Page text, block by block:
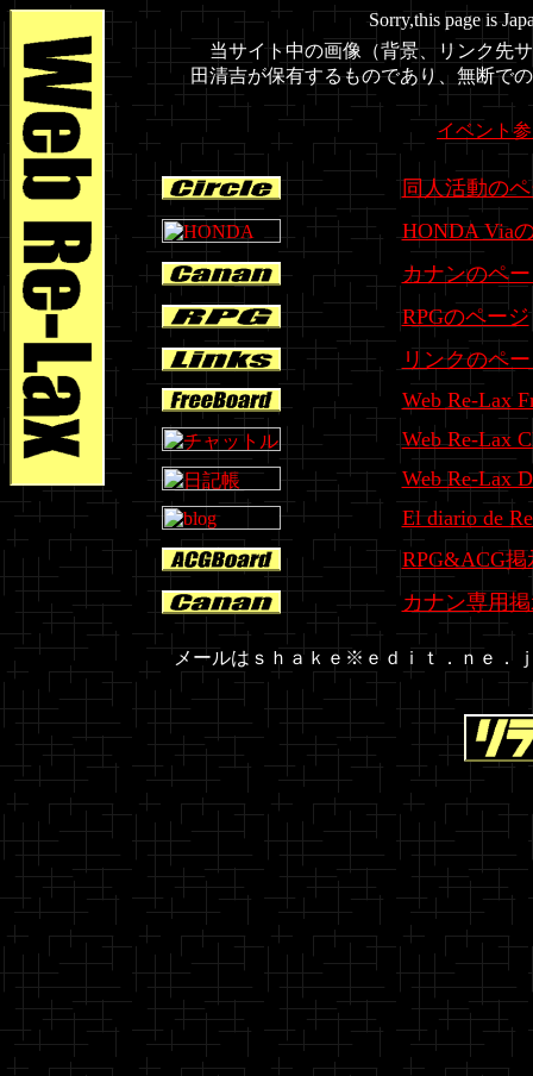
Sorry,this page is
当サイト中の画像（背景、リンク先
田清吉が保有するものであり、無断で
イベント
同人活動の
HONDA Via
カナンのペ
RPGのページ
リンクのペ
Web Re-Lax
Web Re-Lax
Web Re-Lax
El diario de
RPG&ACG掲
カナン専用
メールはｓｈａｋｅ※ｅｄｉｔ．ｎｅ．